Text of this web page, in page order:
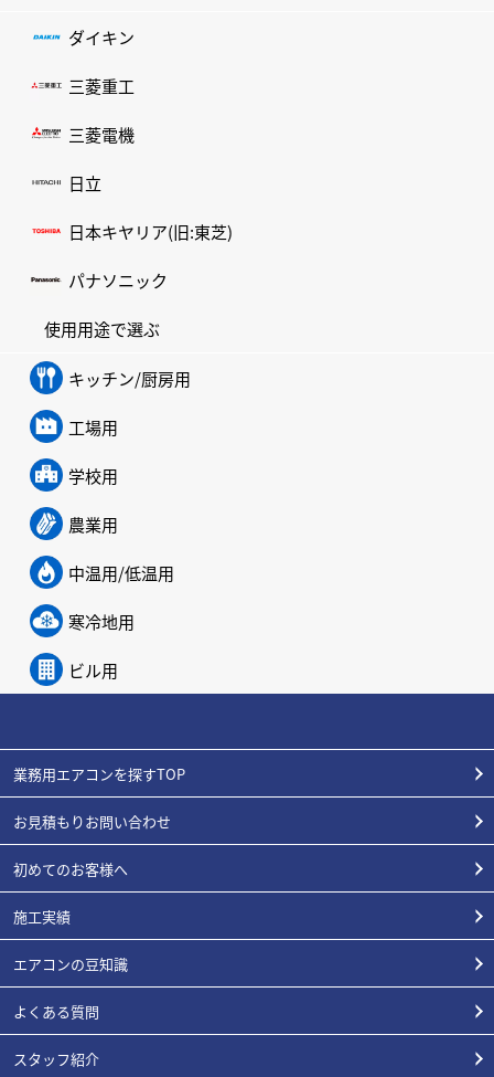
ダイキン
三菱重工
三菱電機
日立
日本キヤリア(旧:東芝)
パナソニック
使用用途で選ぶ
キッチン/厨房用
工場用
学校用
農業用
中温用/低温用
寒冷地用
ビル用
業務用エアコンを探すTOP
お見積もりお問い合わせ
初めてのお客様へ
施工実績
エアコンの豆知識
よくある質問
スタッフ紹介